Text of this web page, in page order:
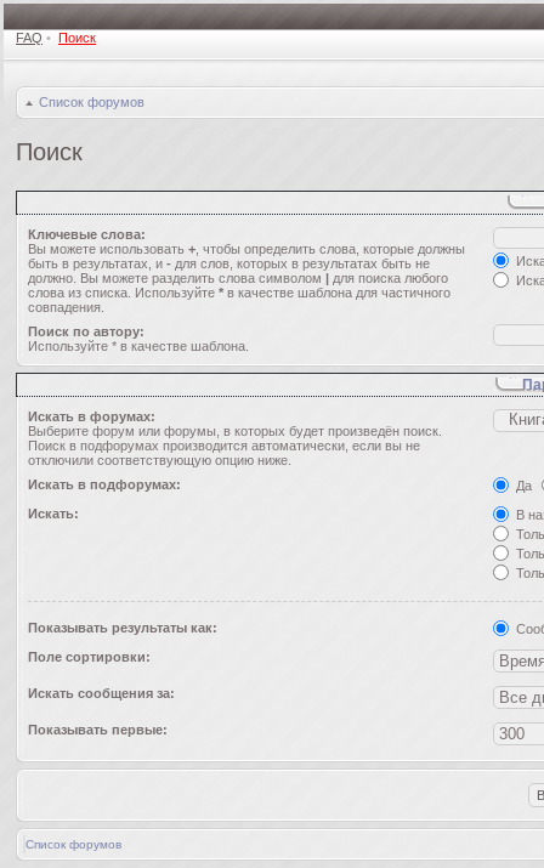
FAQ • Поиск
Список форумов
Поиск
Ключевые слова:
Вы можете использовать + , чтобы определить слова, которые должны
быть в результатах, и - для слов, которых в результатах быть не
должно. Вы можете разделить слова символом | для поиска любого
слова из списка. Используйте * в качестве шаблона для частичного
совпадения.
Поиск по автору:
Используйте * в качестве шаблона.
Искать в форумах:
Выберите форум или форумы, в которых будет произведён поиск.
Поиск в подфорумах производится автоматически, если вы не
отключили соответствующую опцию ниже.
Искать в подфорумах:
Да
Искать:
В
Показывать результаты как:
Поле сортировки:
Искать сообщения за:
Показывать первые:
Список форумов